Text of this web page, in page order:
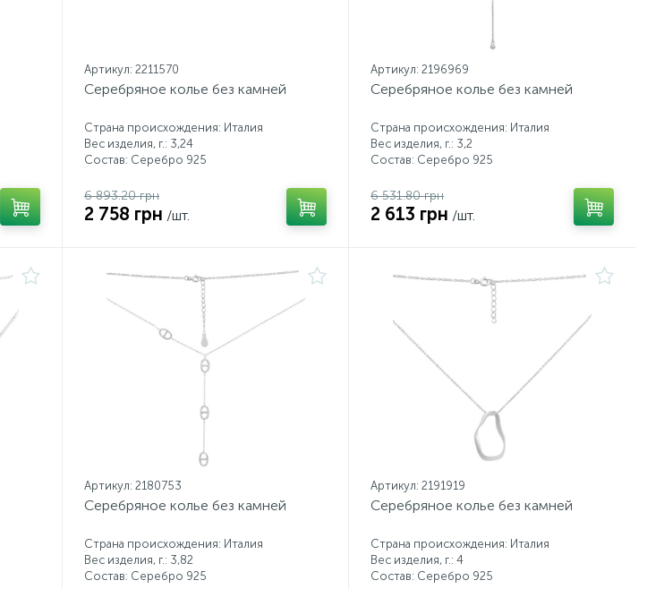
Артикул: 2211570
Серебряное колье без камней
Страна происхождения: Италия
Вес изделия, г.: 3,24
Состав: Серебро 925
6 893.20 грн
2 758 грн /шт.
Артикул: 2196969
Серебряное колье без камней
Страна происхождения: Италия
Вес изделия, г.: 3,2
Состав: Серебро 925
6 531.80 грн
2 613 грн /шт.
Артикул: 2180753
Серебряное колье без камней
Страна происхождения: Италия
Вес изделия, г.: 3,82
Состав: Серебро 925
Артикул: 2191919
Серебряное колье без камней
Страна происхождения: Италия
Вес изделия, г.: 4
Состав: Серебро 925